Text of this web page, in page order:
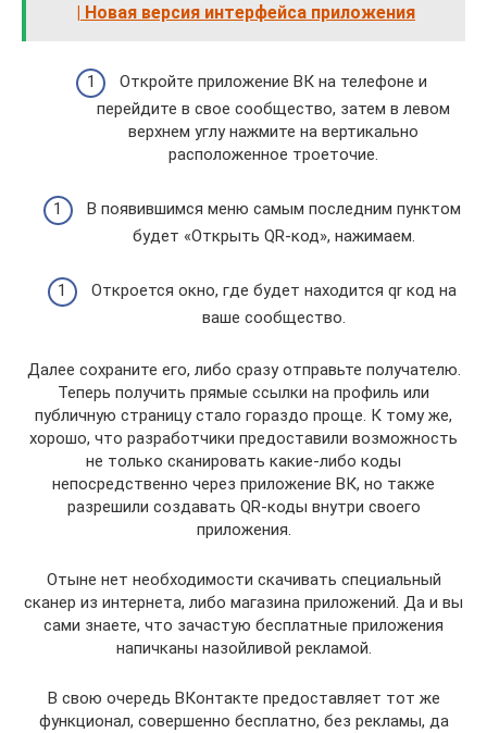
| Новая версия интерфейса приложения
Откройте приложение ВК на телефоне и
перейдите в свое сообщество, затем в левом
верхнем углу нажмите на вертикально
расположенное троеточие.
В появившимся меню самым последним пунктом
будет «Открыть QR-код», нажимаем.
Откроется окно, где будет находится qr код на
ваше сообщество.
Далее сохраните его, либо сразу отправьте получателю.
Теперь получить прямые ссылки на профиль или
публичную страницу стало гораздо проще. К тому же,
хорошо, что разработчики предоставили возможность
не только сканировать какие-либо коды
непосредственно через приложение ВК, но также
разрешили создавать QR-коды внутри своего
приложения.
Отыне нет необходимости скачивать специальный
сканер из интернета, либо магазина приложений. Да и вы
сами знаете, что зачастую бесплатные приложения
напичканы назойливой рекламой.
В свою очередь ВКонтакте предоставляет тот же
функционал, совершенно бесплатно, без рекламы, да